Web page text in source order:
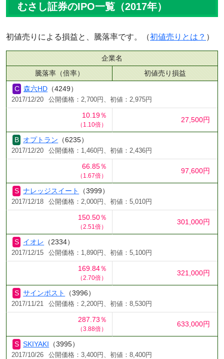
むさし証券のIPO一覧（2017年）
初値売りによる損益と、騰落率です。（初値売りとは？ ）
企業名
騰落率（倍率）
初値売り損益
森六HD （4249）
2017/12/20 公開価格：2,700円、初値：2,975円
10.19％
（1.10倍）
27,500円
オプトラン （6235）
2017/12/20 公開価格：1,460円、初値：2,436円
66.85％
（1.67倍）
97,600円
ナレッジスイート （3999）
2017/12/18 公開価格：2,000円、初値：5,010円
150.50％
（2.51倍）
301,000円
イオレ （2334）
2017/12/15 公開価格：1,890円、初値：5,100円
169.84％
（2.70倍）
321,000円
サインポスト （3996）
2017/11/21 公開価格：2,200円、初値：8,530円
287.73％
（3.88倍）
633,000円
SKIYAKI （3995）
2017/10/26 公開価格：3,400円、初値：8,400円